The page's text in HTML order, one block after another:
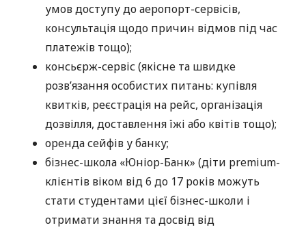
умов доступу до аеропорт-сервісів,
консультація щодо причин відмов під час
платежів тощо);
консьєрж-сервіс (якісне та швидке
розв’язання особистих питань: купівля
квитків, реєстрація на рейс, організація
дозвілля, доставлення їжі або квітів тощо);
оренда сейфів у банку;
бізнес-школа «Юніор-Банк» (діти premium-
клієнтів віком від 6 до 17 років можуть
стати студентами цієї бізнес-школи і
отримати знання та досвід від